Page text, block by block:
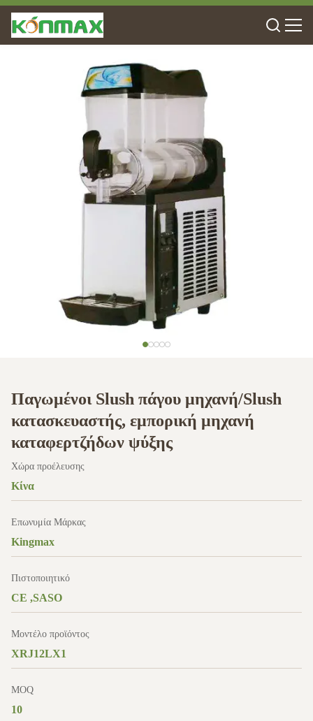
Παγωμένοι Slush πάγου μηχανή/Slush
κατασκευαστής, εμπορική μηχανή
καταφερτζήδων ψύξης
Χώρα προέλευσης
Κίνα
Επωνυμία Μάρκας
Kingmax
Πιστοποιητικό
CE ,SASO
Μοντέλο προϊόντος
XRJ12LX1
MOQ
10